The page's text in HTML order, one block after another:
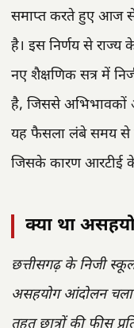
समाप्त करते हुए आज
है। इस निर्णय से राज्य
नए शैक्षणिक सत्र में
है, जिससे अभिभावकों
यह फैसला लंबे समय से
जिसके कारण आरटीई के
क्या था
छत्तीसगढ़ के निजी
असहयोग आंदोलन
तहत छात्रों की फीस